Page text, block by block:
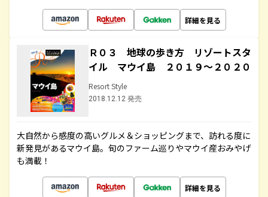
詳細を見る
Ｒ０３ 地球の歩き方 リゾートスタ
イル マウイ島 ２０１９～２０２０
Resort Style
2018.12.12 発売
大自然から感度の高いグルメ＆ショッピングまで、訪れる度に
新発見があるマウイ島。旬のファーム巡りやマウイ産おみやげ
も満載！
詳細を見る